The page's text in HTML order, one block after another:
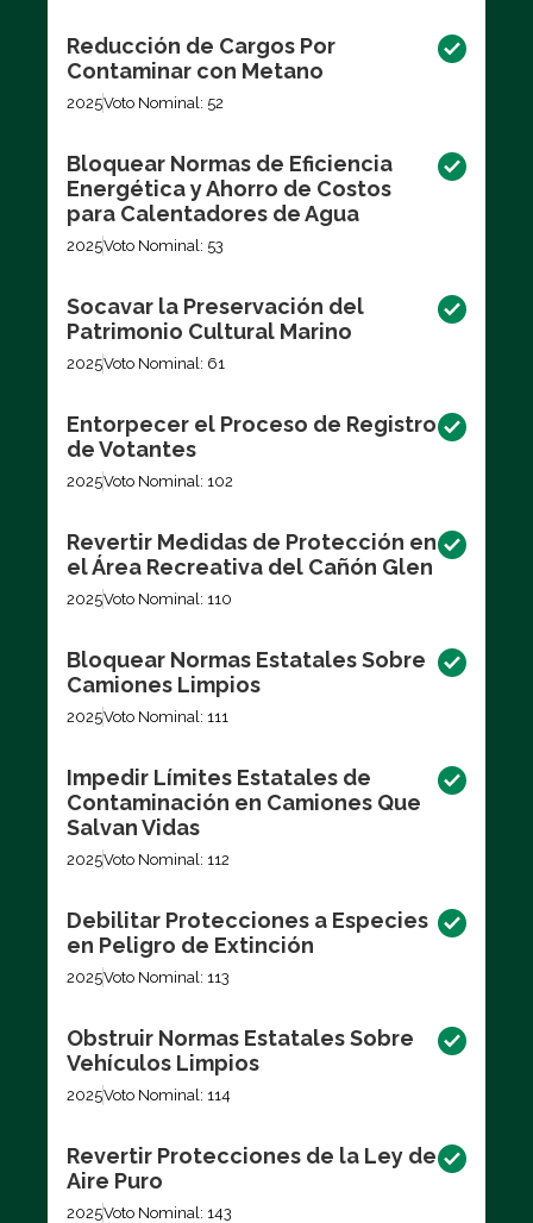
Reducción de Cargos Por
Contaminar con Metano
2025Voto Nominal: 52
Bloquear Normas de Eficiencia
Energética y Ahorro de Costos
para Calentadores de Agua
2025Voto Nominal: 53
Socavar la Preservación del
Patrimonio Cultural Marino
2025Voto Nominal: 61
Entorpecer el Proceso de Registro
de Votantes
2025Voto Nominal: 102
Revertir Medidas de Protección en
el Área Recreativa del Cañón Glen
2025Voto Nominal: 110
Bloquear Normas Estatales Sobre
Camiones Limpios
2025Voto Nominal: 111
Impedir Límites Estatales de
Contaminación en Camiones Que
Salvan Vidas
2025Voto Nominal: 112
Debilitar Protecciones a Especies
en Peligro de Extinción
2025Voto Nominal: 113
Obstruir Normas Estatales Sobre
Vehículos Limpios
2025Voto Nominal: 114
Revertir Protecciones de la Ley de
Aire Puro
2025Voto Nominal: 143